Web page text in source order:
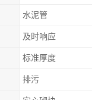
水泥管
及时响应
标准厚度
排污